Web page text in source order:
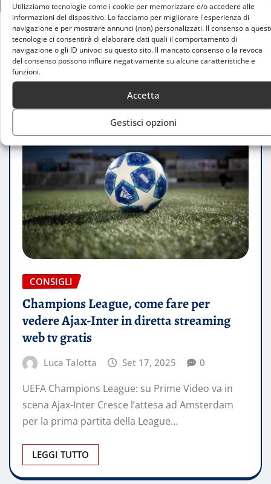
Utilizziamo tecnologie come i cookie per memorizzare e/o accedere alle
informazioni del dispositivo. Lo facciamo per migliorare l'esperienza di
navigazione e per mostrare annunci (non) personalizzati. Il consenso a
tecnologie ci consentirà di elaborare dati quali il comportamento di
navigazione o gli ID univoci su questo sito. Il mancato consenso o la revoca
del consenso possono influire negativamente su alcune caratteristiche e
funzioni.
Accetta
Gestisci opzioni
Home
Champions League, come fare per vedere Ajax-
Inter in diretta streaming web tv gratis
CONSIGLI
Champions League, come fare per
vedere Ajax-Inter in diretta streaming
web tv gratis
Luca Talotta Set 17, 2025 0
UEFA Champions League: su Prime Video va in
scena Ajax-Inter Cresce l’attesa ad Amsterdam
per la prima partita della League…
LEGGI TUTTO